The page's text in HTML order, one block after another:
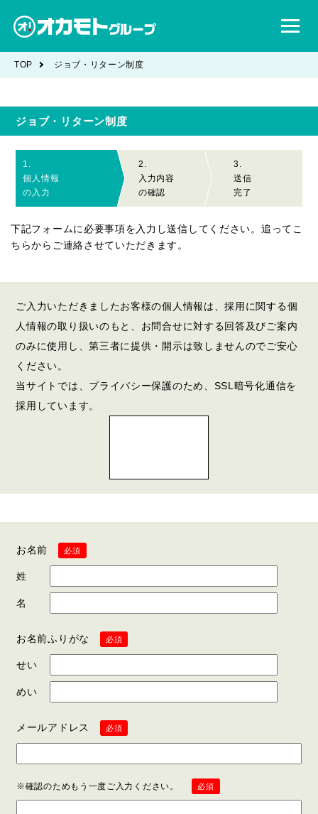
TOP ジョブ・リターン制度
ジョブ・リターン制度
1.
個人情報
の入力
2.
入力内容
の確認
3.
送信
完了
下記フォームに必要事項を入力し送信してください。追ってこ
ちらからご連絡させていただきます。
ご入力いただきましたお客様の個人情報は、採用に関する個
人情報の取り扱いのもと、お問合せに対する回答及びご案内
のみに使用し、第三者に提供・開示は致しませんのでご安心
ください。
当サイトでは、プライバシー保護のため、SSL暗号化通信を
採用しています。
お名前 必須
姓
名
お名前ふりがな 必須
せい
めい
メールアドレス 必須
確認のためもう一度ご入力ください。 必須